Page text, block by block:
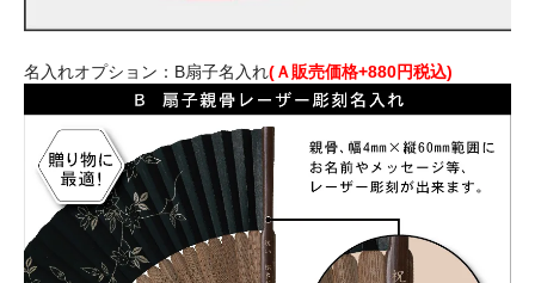
名入れオプション：B扇子名入れ(Ａ販売価格+880円税込)